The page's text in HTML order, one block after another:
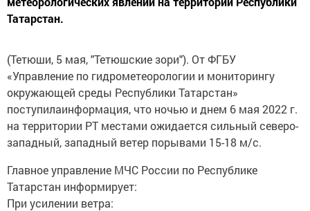
Татарстан.
(Тетюши, 5 мая, "Тетюшские зори"). От ФГБУ
«Управление по гидрометеорологии и мониторингу
окружающей среды Республики Татарстан»
поступилаинформация, что ночью и днем 6 мая 2022 г.
на территории РТ местами ожидается сильный северо-
западный, западный ветер порывами 15-18 м/с.
Главное управление МЧС России по Республике
Татарстан информирует:
При усилении ветра: